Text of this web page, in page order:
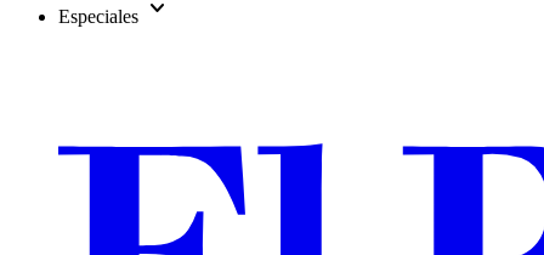
Especiales expand_more